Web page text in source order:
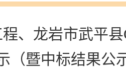
、龙岩市武平
（暨中标结果公